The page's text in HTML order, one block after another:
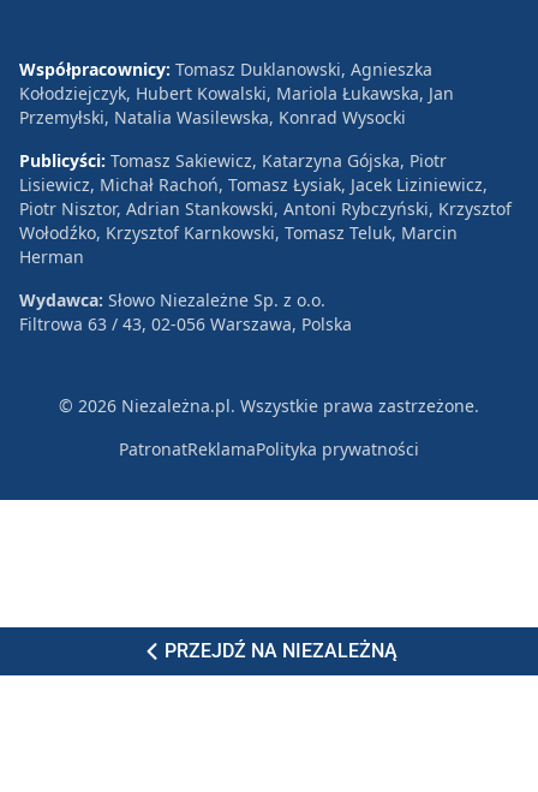
PRZEJDŹ NA NIEZALEŻNĄ
Współpracownicy: Tomasz Duklanowski, Agnieszka
Kołodziejczyk, Hubert Kowalski, Mariola Łukawska, Jan
Przemyłski, Natalia Wasilewska, Konrad Wysocki
Publicyści: Tomasz Sakiewicz, Katarzyna Gójska, Piotr
Lisiewicz, Michał Rachoń, Tomasz Łysiak, Jacek Liziniewicz,
Piotr Nisztor, Adrian Stankowski, Antoni Rybczyński, Krzysztof
Wołodźko, Krzysztof Karnkowski, Tomasz Teluk, Marcin
Herman
Wydawca: Słowo Niezależne Sp. z o.o.
Filtrowa 63 / 43, 02-056 Warszawa, Polska
© 2026 Niezależna.pl. Wszystkie prawa zastrzeżone.
PatronatReklamaPolityka prywatności